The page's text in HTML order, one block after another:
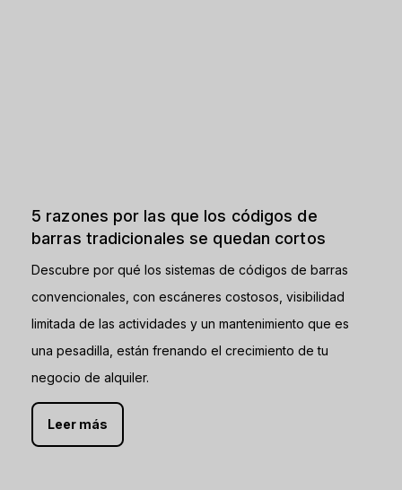
5 razones por las que los códigos de
barras tradicionales se quedan cortos
Descubre por qué los sistemas de códigos de barras
convencionales, con escáneres costosos, visibilidad
limitada de las actividades y un mantenimiento que es
una pesadilla, están frenando el crecimiento de tu
negocio de alquiler.
Leer más